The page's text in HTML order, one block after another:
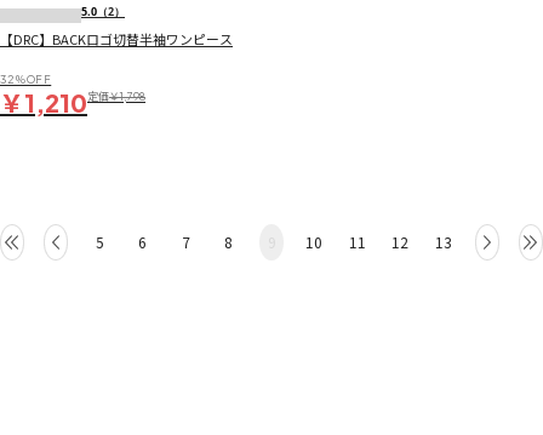
5.0 （2）
【DRC】BACKロゴ切替半袖ワンピース
32％OFF
￥1,210定価￥1,798
5 6 7 8 10 11 12 13